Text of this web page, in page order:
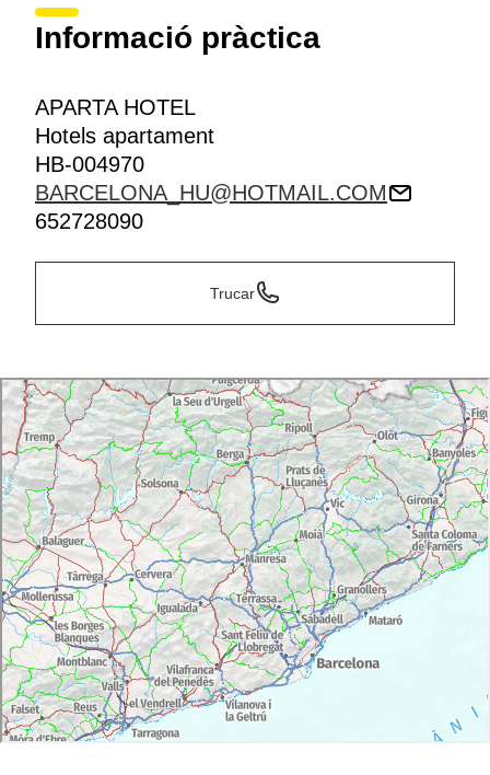
Informació pràctica
APARTA HOTEL
Hotels apartament
HB-004970
BARCELONA_HU@HOTMAIL.COM
652728090
Trucar